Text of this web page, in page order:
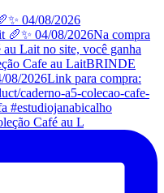
04/08/2026
Café au L